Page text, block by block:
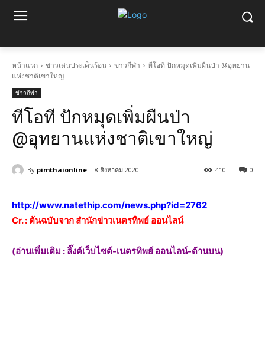
หน้าแรก ข่าวเด่นประเด็นร้อน ข่าวกีฬา
ทีโอที ปักหมุดเพิ่มผืนป่า @อุทยาน
แห่งชาติเขาใหญ่
ข่าวกีฬา
ทีโอที ปักหมุดเพิ่มผืนป่า
@อุทยานแห่งชาติเขาใหญ่
By pimthaionline 8 สิงหาคม 2020 0
410
http://www.natethip.com/news.php?id=2762
Cr. : ต้นฉบับจาก สำนักข่าวเนตรทิพย์ ออนไลน์
(อ่านเพิ่มเติม : ลิ๊งค์เว็บไซต์-เนตรทิพย์ ออนไลน์-ด้านบน)